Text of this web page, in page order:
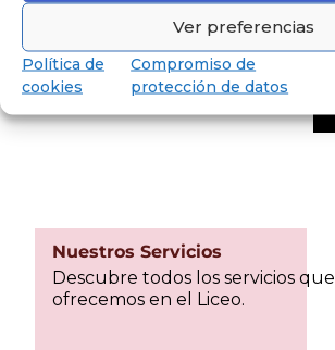
Ver preferencias
Política de
cookies
Compromiso de
protección de datos
Nuestros Servicios
Descubre todos los servicios que
ofrecemos en el Liceo.